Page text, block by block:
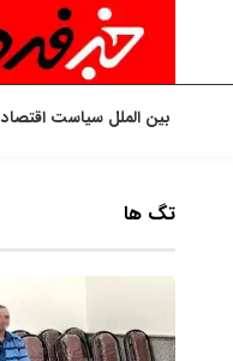
بین الملل سیاست اقتصاد
تگ ها